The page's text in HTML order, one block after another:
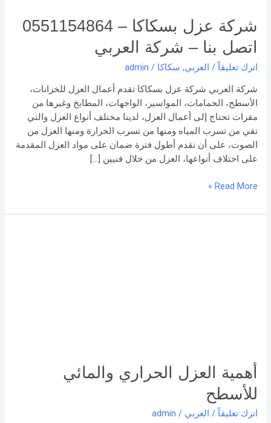
شركة عزل بسكاكا – 0551154864
اتصل بنا – شركة العربي
اترك تعليقاً / العربي, سكاكا /
admin
شركة العربي شركة عزل بسكاكا تقدم أعمال العزل للخزانات،
الأسطح، الحمامات، المواسير، الواجهات، المطابخ وغيرها من
مقرات تحتاج إلى أعمال العزل، لدينا مختلف أنواع العزل والتي
تقي من تسرب المياه ومنها من تسرب الحرارة ومنها العزل من
الصوت، على أن نقدم أطول فترة ضمان على مواد العزل المقدمة
على اختلاف أنواعها، العزل من خلال فنيين […]
بسكاكا
–
0551154864
اتصل
شركة العربي
Read More »
أهمية العزل الحراري والمائي
للأسطح
اترك تعليقاً / العربي /
admin